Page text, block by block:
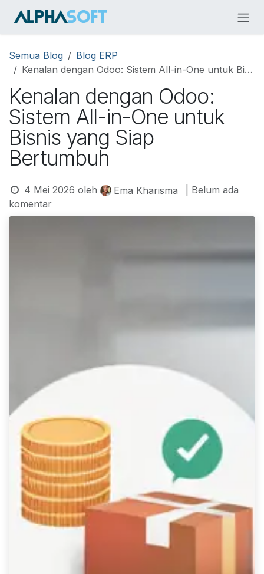
Semua Blog
Blog ERP
Kenalan dengan Odoo: Sistem All-in-One untuk Bisnis yang Siap Bertumbuh
Kenalan dengan Odoo:
Sistem All-in-One untuk
Bisnis yang Siap
Bertumbuh
4 Mei 2026 oleh Ema Kharisma
| Belum ada
komentar